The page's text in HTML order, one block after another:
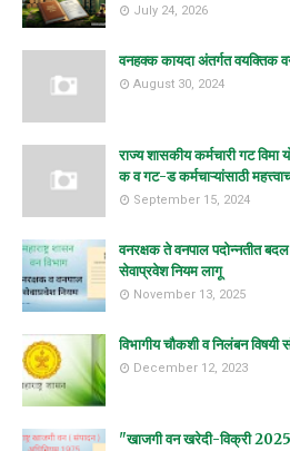
July 24, 2026
वनहक्क कायदा अंतर्गत वयक्तिक
August 30, 2024
राज्य शासकीय कर्मचारी गट
क व गट-ड कर्मचाऱ्यांसाठी
September 15, 2024
वनरक्षक ते वनपाल पदोन्नतीत
सेवाप्रवेश नियम लागू
November 13, 2025
विभागीय चौकशी व निलंबन विषयी
December 12, 2023
"खाजगी वन खरेदी-विक्री